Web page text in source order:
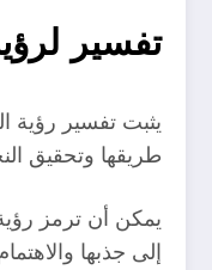
تفسير
يثبت تفسير رؤية
طريقها وتحقيق
يمكن أن ترمز
إلى جذبها